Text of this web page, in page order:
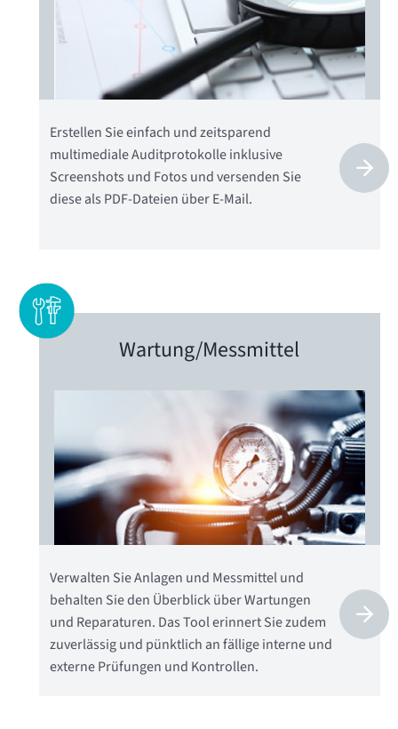
Erstellen Sie einfach und zeitsparend
multimediale Auditprotokolle inklusive
Screenshots und Fotos und versenden Sie
diese als PDF-Dateien über E-Mail.
Wartung/Messmittel
Verwalten Sie Anlagen und Messmittel und
behalten Sie den Überblick über Wartungen
und Reparaturen. Das Tool erinnert Sie zudem
zuverlässig und pünktlich an fällige interne und
externe Prüfungen und Kontrollen.